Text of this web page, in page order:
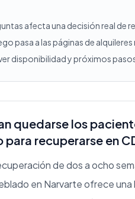
afecta una decisión real de
pasa a las páginas de alquileres
disponibilidad y próximos
quedarse los
recuperarse en
de dos a ocho
en Narvarte ofrece una